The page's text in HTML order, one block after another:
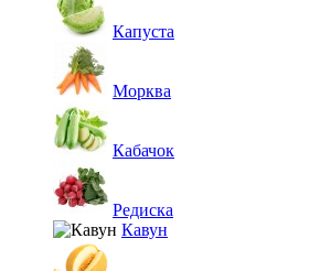
Капуста
Морква
Кабачок
Редиска
Кавун